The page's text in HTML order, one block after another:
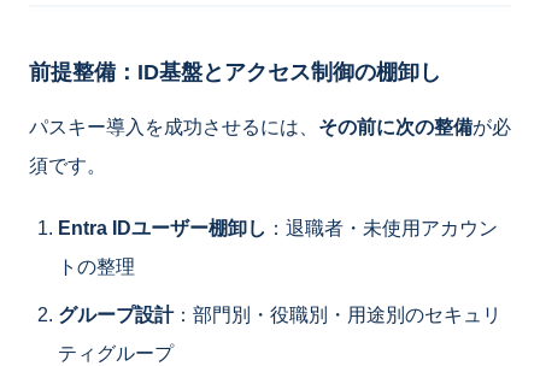
前提整備：ID基盤とアクセス制御の棚卸し
パスキー導入を成功させるには、 その前に次の整備が必
須です。
Entra IDユーザー棚卸し ：退職者・未使用アカウン
トの整理
グループ設計：部門別・役職別・用途別のセキュリ
ティグループ